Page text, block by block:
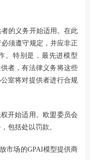
者的义务开始适用。在此
须遵守规定，并应非正
。特别是，最先进模型
者，有法律义务将这些
室将对提供者进行合规
开始适用。欧盟委员会
包括处以罚款。
市场的GPAI模型提供商